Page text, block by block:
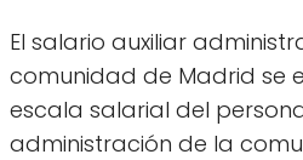
El salario auxiliar
comunidad de Madrid se
escala salarial del
administración de la